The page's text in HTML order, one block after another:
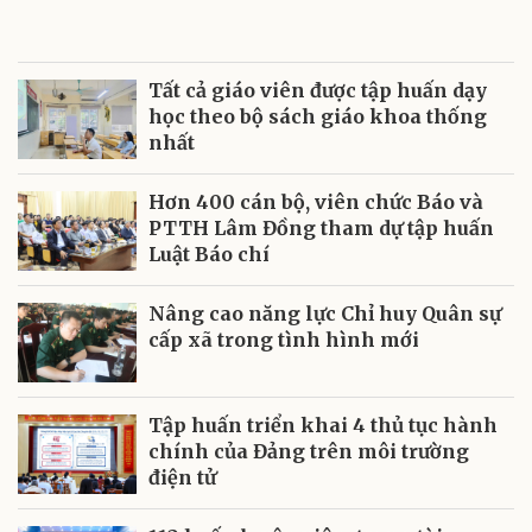
Tất cả giáo viên được tập huấn dạy
học theo bộ sách giáo khoa thống
nhất
Hơn 400 cán bộ, viên chức Báo và
PTTH Lâm Đồng tham dự tập huấn
Luật Báo chí
Nâng cao năng lực Chỉ huy Quân sự
cấp xã trong tình hình mới
Tập huấn triển khai 4 thủ tục hành
chính của Đảng trên môi trường
điện tử